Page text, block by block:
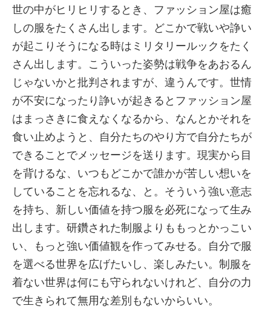
世の中がヒリヒリするとき、ファッション屋は癒
しの服をたくさん出します。どこかで戦いや諍い
が起こりそうになる時はミリタリールックをたく
さん出します。こういった姿勢は戦争をあおるん
じゃないかと批判されますが、違うんです。世情
が不安になったり諍いが起きるとファッション屋
はまっさきに食えなくなるから、なんとかそれを
食い止めようと、自分たちのやり方で自分たちが
できることでメッセージを送ります。現実から目
を背けるな、いつもどこかで誰かが苦しい想いを
していることを忘れるな、と。そういう強い意志
を持ち、新しい価値を持つ服を必死になって生み
出します。研鑽された制服よりももっとかっこい
い、もっと強い価値観を作ってみせる。自分で服
を選べる世界を広げたいし、楽しみたい。制服を
着ない世界は何にも守られないけれど、自分の力
で生きられて無用な差別もないからいい。